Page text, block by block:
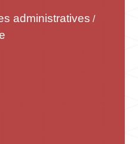
administratives /